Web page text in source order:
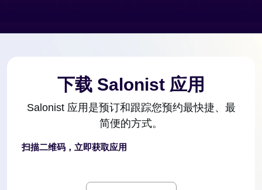
下载 Salonist 应用
Salonist 应用是预订和跟踪您预约最快捷、最
简便的方式。
扫描二维码，立即获取应用